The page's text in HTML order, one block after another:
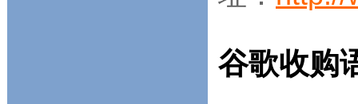
谷歌收购